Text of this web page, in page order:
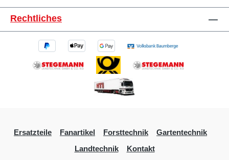
Rechtliches
Ersatzteile Fanartikel Forsttechnik
Gartentechnik
Landtechnik
Kontakt